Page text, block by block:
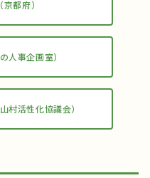
都府）
人事企画室）
村活性化協議会）